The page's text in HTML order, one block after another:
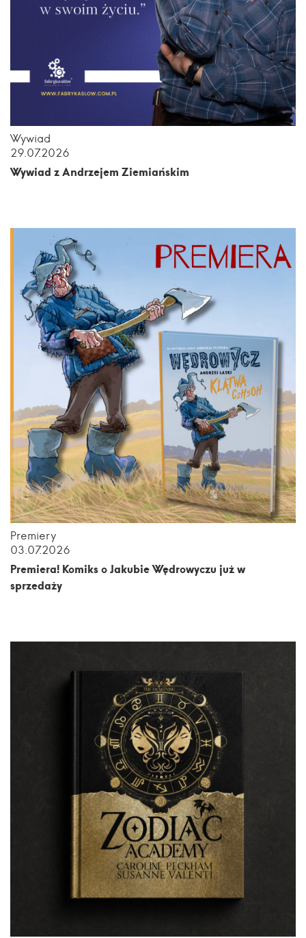
Wywiad
29.07.2026
Wywiad z Andrzejem Ziemiańskim
Premiery
03.07.2026
Premiera! Komiks o Jakubie Wędrowyczu już w
sprzedaży